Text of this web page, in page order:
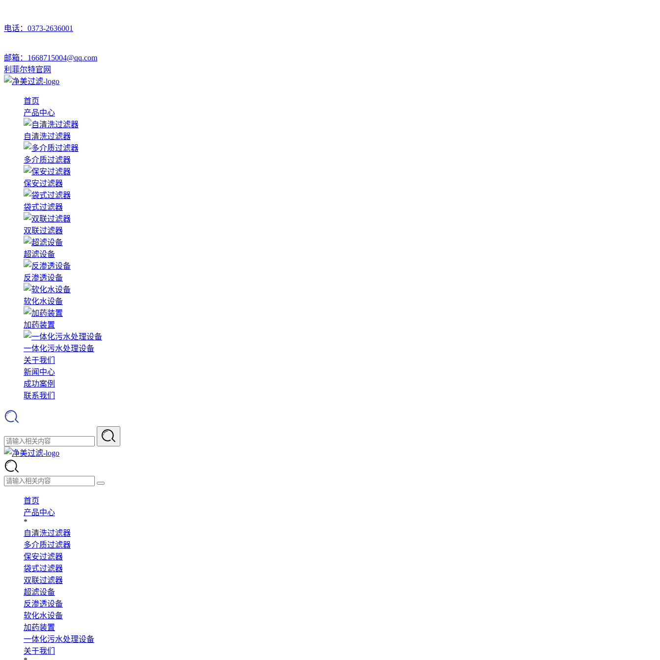
电话：0373-2636001
邮箱：1668715004@qq.com
利菲尔特官网
首页
产品中心
自清洗过滤器
多介质过滤器
保安过滤器
袋式过滤器
双联过滤器
超滤设备
反渗透设备
软化水设备
加药装置
一体化污水处理设备
关于我们
新闻中心
成功案例
联系我们
首页
产品中心
*
自清洗过滤器
多介质过滤器
保安过滤器
袋式过滤器
双联过滤器
超滤设备
反渗透设备
软化水设备
加药装置
一体化污水处理设备
关于我们